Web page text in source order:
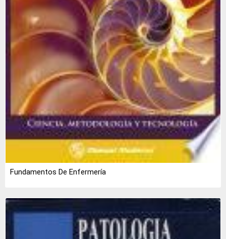
Fundamentos De Enfermería